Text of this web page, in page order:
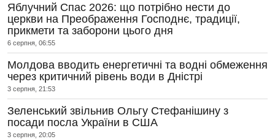
Яблучний Спас 2026: що потрібно нести до
церкви на Преображення Господнє, традиції,
прикмети та заборони цього дня
6 серпня, 06:55
Молдова вводить енергетичні та водні обмеження
через критичний рівень води в Дністрі
3 серпня, 21:53
Зеленський звільнив Ольгу Стефанішину з
посади посла України в США
3 серпня, 20:05